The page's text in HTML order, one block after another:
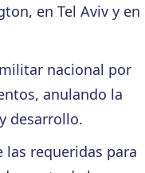
en Tel Aviv y en
nacional por
anulando la
desarrollo.
requeridas para